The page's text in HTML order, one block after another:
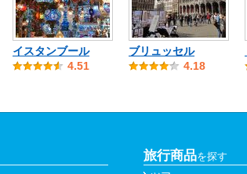
イスタンブール
4.51
ブリュッセル
4.18
旅行商品を探す